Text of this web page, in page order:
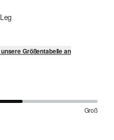
Größentabelle an
Groß